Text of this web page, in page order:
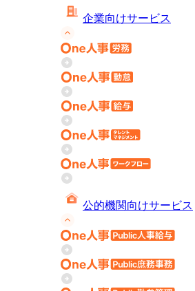
企業向けサービス
公的機関向けサービス